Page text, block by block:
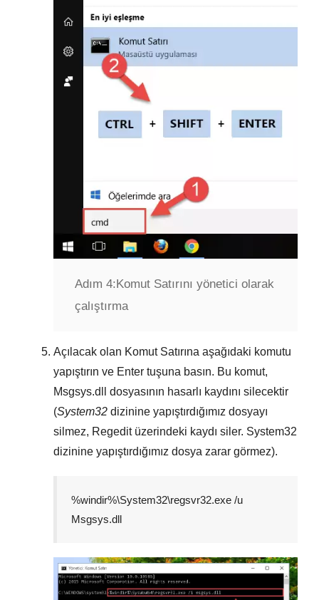
Adım 4:Komut Satırını yönetici olarak
çalıştırma
Açılacak olan Komut Satırına aşağıdaki komutu
yapıştırın ve Enter tuşuna basın. Bu komut,
Msgsys.dll
dosyasının hasarlı kaydını silecektir
(System32 dizinine yapıştırdığımız dosyayı
silmez, Regeditüzerindeki kaydı siler. System32
dizinine yapıştırdığımız dosya zarar görmez).
%windir%\System32\regsvr32.exe /u
Msgsys.dll